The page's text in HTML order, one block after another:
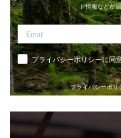
ド情報などが
同意 プライバシーポリシーに同
プライバシーポリ